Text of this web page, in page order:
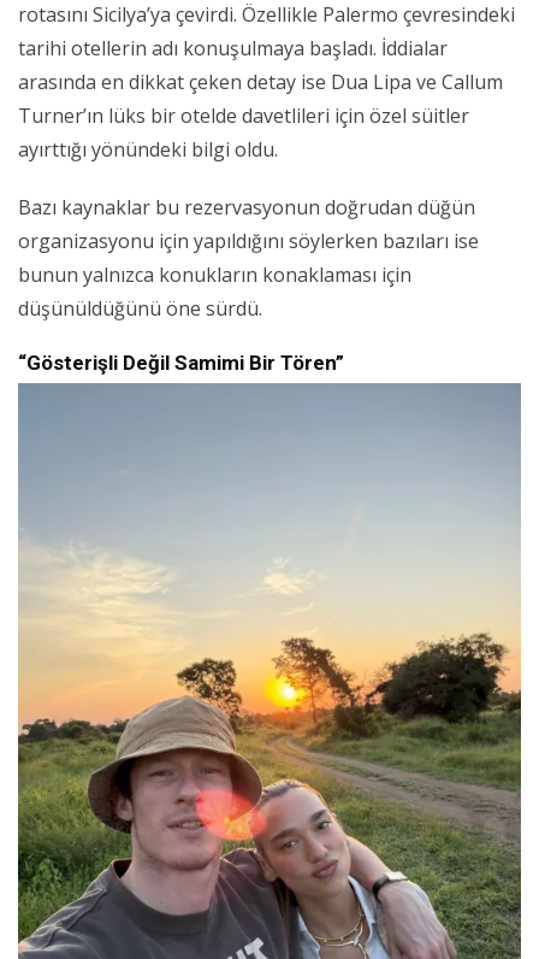
rotasını Sicilya’ya çevirdi. Özellikle Palermo çevresindeki
tarihi otellerin adı konuşulmaya başladı. İddialar
arasında en dikkat çeken detay ise Dua Lipa ve Callum
Turner’ın lüks bir otelde davetlileri için özel süitler
ayırttığı yönündeki bilgi oldu.
Bazı kaynaklar bu rezervasyonun doğrudan düğün
organizasyonu için yapıldığını söylerken bazıları ise
bunun yalnızca konukların konaklaması için
düşünüldüğünü öne sürdü.
“Gösterişli Değil Samimi Bir Tören”